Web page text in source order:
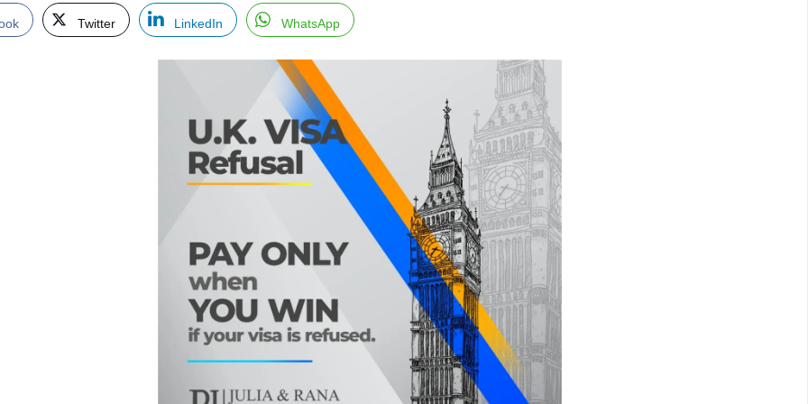
Twitter LinkedIn WhatsApp